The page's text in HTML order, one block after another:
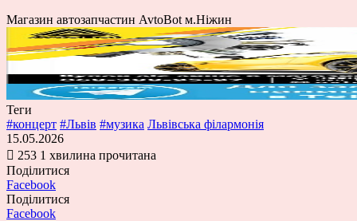
Магазин автозапчастин AvtoBot м.Ніжин
Теги
#концерт #Львів #музика Львівська філармонія
15.05.2026
253 1 хвилина прочитана
Поділитися
Facebook
Поділитися
Facebook